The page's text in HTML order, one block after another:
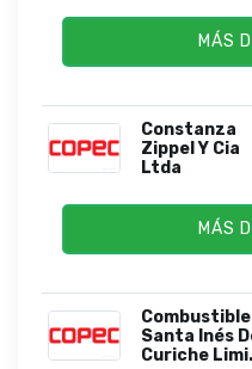
MÁS
Constanza
Zippel Y Cia
Ltda
MÁS
Santa Inés
Curiche